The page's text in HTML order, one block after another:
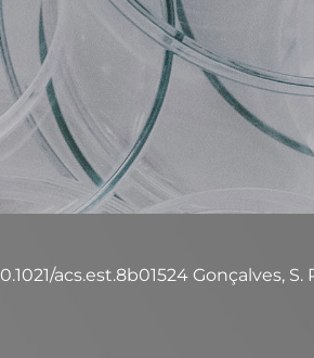
acs.est.8b01524 Gonçalves, S.